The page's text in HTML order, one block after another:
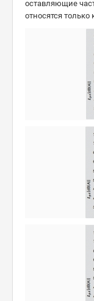
оставляющие
относятся